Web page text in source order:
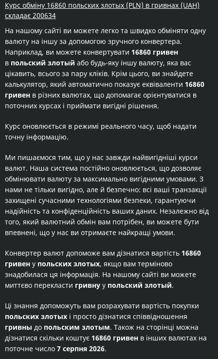
Курс обміну 16860 польских злотых (PLN) в гривнах (UAH)
складає 200634
На нашому сайті ви можете легко та швидко обміняти одну
валюту на іншу за допомогою зручного конвертера.
Наприклад, ви можете конвертувати 16860 гривен
в польский злотый або будь-яку іншу валюту, яка вас
цікавить, всього за пару кліків. Крім цього, ви знайдете
калькулятор, який автоматично показує еквіваленти 16860
гривен в різних валютах, що допомагає орієнтуватися в
поточних курсах і приймати вигідні рішення.
Курс оновлюється в режимі реального часу, щоб надати
точну інформацію.
Ми пишаємося тим, що у нас завжди найвигідніші курси
валют. Наша система постійно оновлюється, що дозволяє
обмінювати валюту за максимально вигідними умовами. З
нами не тільки вигідно, але й безпечно: всі ваші транзакції
захищені сучасними технологіями безпеки, гарантуючи
надійність та конфіденційність ваших даних. Незалежно від
того, який валютний обмін вам потрібен, ви можете бути
впевнені, що у нас ви отримаєте найкращі умови.
Конвертер валют допоможе вам дізнатися вартість 16860
гривен у польских злотых, якщо вам терміново
знадобилася ця інформація. На нашому сайті ви можете
миттєво перекласти гривну у польский злотый.
Ці знання допоможуть вам розрахувати вартість покупки
польских злотых і просто дізнатися співвідношення
гривны до польским злотым. Також на сторінці можна
дізнатися скільки коштує 16860 гривен в інших валютах на
поточне число 7 серпня 2026.